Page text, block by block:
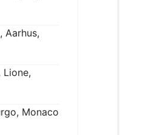
Aarhus,
Lione,
Monaco